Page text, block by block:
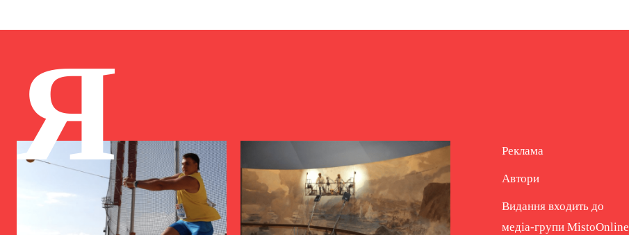
Я Реклама
Автори
Видання входить до
медіа-групи MistoOnline